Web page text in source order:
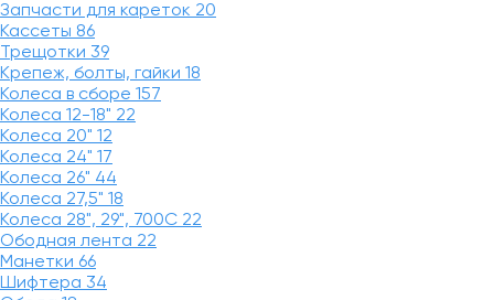
Запчасти для кареток 20
Кассеты 86
Трещотки 39
Крепеж, болты, гайки 18
Колеса в сборе 157
Колеса 12-18" 22
Колеса 20" 12
Колеса 24" 17
Колеса 26" 44
Колеса 27,5" 18
Колеса 28", 29", 700С 22
Ободная лента 22
Манетки 66
Шифтера 34